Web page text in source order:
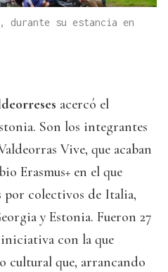
durante su estancia en
acercó el
Son los integrantes
Vive, que acaban
Erasmus+ en el que
por colectivos de Italia,
y Estonia. Fueron 27
con la que
que, arrancando